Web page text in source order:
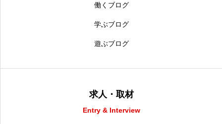
働くブログ
学ぶブログ
遊ぶブログ
求人・取材
Entry & Interview